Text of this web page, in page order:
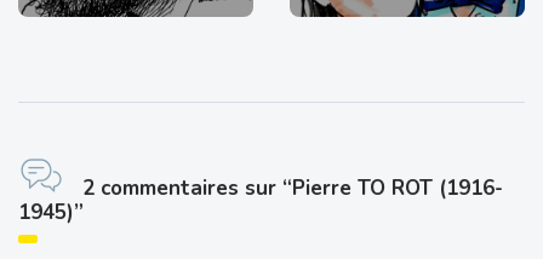
2 commentaires sur “Pierre TO ROT (1916-
1945)”